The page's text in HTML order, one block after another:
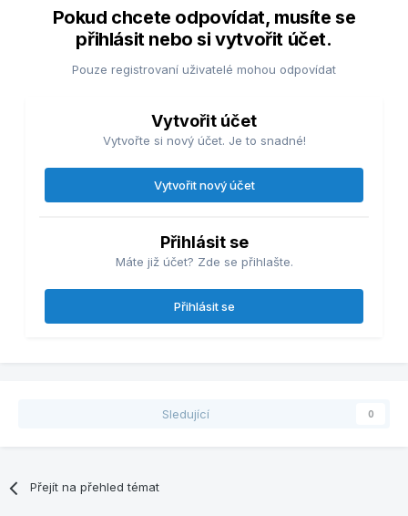
Pokud chcete odpovídat, musíte se
přihlásit nebo si vytvořit účet.
Pouze registrovaní uživatelé mohou odpovídat
Vytvořit účet
Vytvořte si nový účet. Je to snadné!
Vytvořit nový účet
Přihlásit se
Máte již účet? Zde se přihlašte.
Přihlásit se
Sledující 0
Přejít na přehled témat